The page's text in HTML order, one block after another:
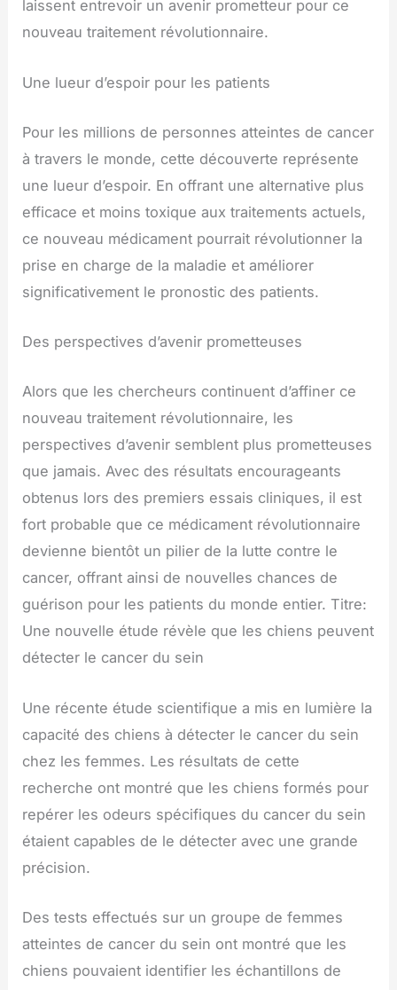
laissent entrevoir un avenir prometteur pour ce
nouveau traitement révolutionnaire.
Une lueur d’espoir pour les patients
Pour les millions de personnes atteintes de cancer
à travers le monde, cette découverte représente
une lueur d’espoir. En offrant une alternative plus
efficace et moins toxique aux traitements actuels,
ce nouveau médicament pourrait révolutionner la
prise en charge de la maladie et améliorer
significativement le pronostic des patients.
Des perspectives d’avenir prometteuses
Alors que les chercheurs continuent d’affiner ce
nouveau traitement révolutionnaire, les
perspectives d’avenir semblent plus prometteuses
que jamais. Avec des résultats encourageants
obtenus lors des premiers essais cliniques, il est
fort probable que ce médicament révolutionnaire
devienne bientôt un pilier de la lutte contre le
cancer, offrant ainsi de nouvelles chances de
guérison pour les patients du monde entier. Titre:
Une nouvelle étude révèle que les chiens peuvent
détecter le cancer du sein
Une récente étude scientifique a mis en lumière la
capacité des chiens à détecter le cancer du sein
chez les femmes. Les résultats de cette
recherche ont montré que les chiens formés pour
repérer les odeurs spécifiques du cancer du sein
étaient capables de le détecter avec une grande
précision.
Des tests effectués sur un groupe de femmes
atteintes de cancer du sein ont montré que les
chiens pouvaient identifier les échantillons de